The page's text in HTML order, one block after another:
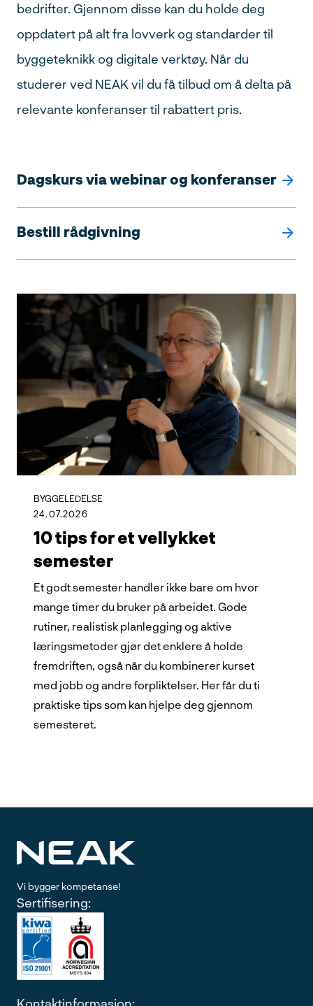
bedrifter. Gjennom disse kan du holde deg
oppdatert på alt fra lovverk og standarder til
byggeteknikk og digitale verktøy. Når du
studerer ved NEAK vil du få tilbud om å delta på
relevante konferanser til rabattert pris.
Dagskurs via webinar og konferanser
Bestill rådgivning
BYGGELEDELSE
24.07.2026
10 tips for et vellykket
semester
Et godt semester handler ikke bare om hvor
mange timer du bruker på arbeidet. Gode
rutiner, realistisk planlegging og aktive
læringsmetoder gjør det enklere å holde
fremdriften, også når du kombinerer kurset
med jobb og andre forpliktelser. Her får du ti
praktiske tips som kan hjelpe deg gjennom
semesteret.
Vi bygger kompetanse!
Sertifisering: